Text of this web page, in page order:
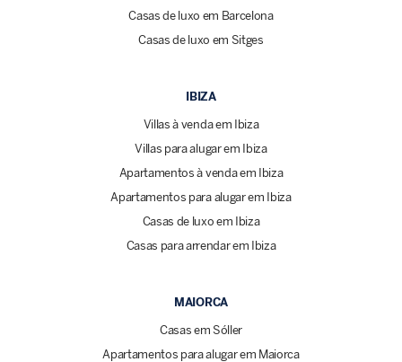
Casas de luxo em Barcelona
Casas de luxo em Sitges
IBIZA
Villas à venda em Ibiza
Villas para alugar em Ibiza
Apartamentos à venda em Ibiza
Apartamentos para alugar em Ibiza
Casas de luxo em Ibiza
Casas para arrendar em Ibiza
MAIORCA
Casas em Sóller
Apartamentos para alugar em Maiorca